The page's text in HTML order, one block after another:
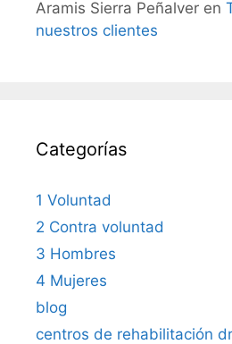
Aramis Sierra Peñalver en
nuestros clientes
Categorías
1 Voluntad
2 Contra voluntad
3 Hombres
4 Mujeres
blog
centros de rehabilitación